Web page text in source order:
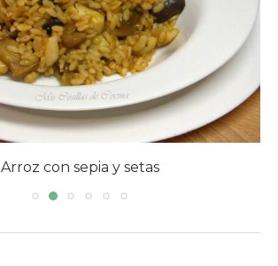
Arroz con sepia y setas